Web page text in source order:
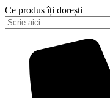
Ce produs îți dorești